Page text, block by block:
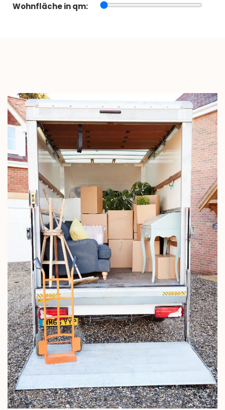
Wohnfläche in qm: